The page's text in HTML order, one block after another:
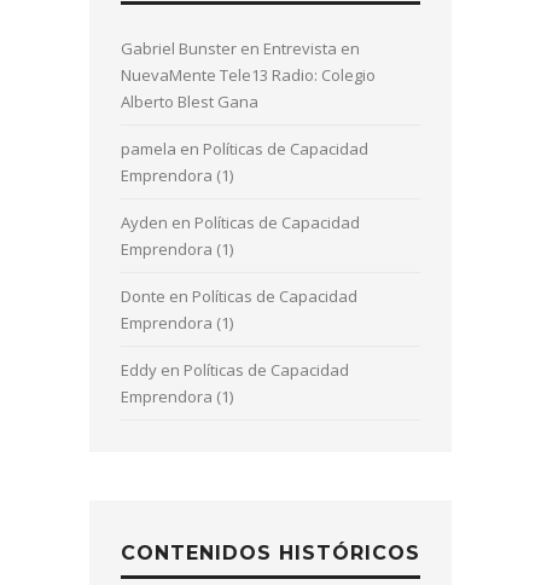
Gabriel Bunster en Entrevista en
NuevaMente Tele13 Radio: Colegio
Alberto Blest Gana
pamela en Políticas de Capacidad
Emprendora (1)
Ayden en Políticas de Capacidad
Emprendora (1)
Donte en Políticas de Capacidad
Emprendora (1)
Eddy en Políticas de Capacidad
Emprendora (1)
CONTENIDOS HISTÓRICOS